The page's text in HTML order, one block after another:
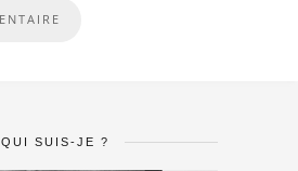
QUI SUIS-JE ?